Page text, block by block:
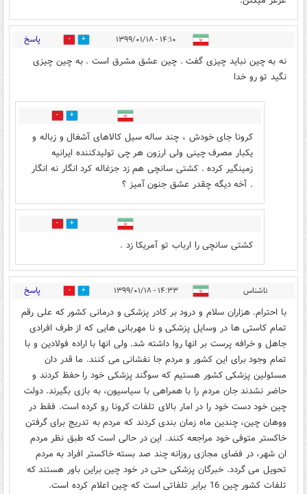
۱۴:۱۰ - ۱۳۹۹/۰۱/۱۸ 33 پاسخ
نه به چین نباید چیزی گفت . چین عشق مشرق است . به چین چیزی
نگید تو رو خدا
17
کرونا جای خودش ، چند ساله سیل کالاهای آشغال و زباله و
یکبار مصرف چینی ولی ارزون هر چی تولیدکننده ایرانیه
زمینگیر کرده . کشتی سانچی هم زد جزغاله کرد انگار نه انگار
. آخه دیگه چقدر عشق جنون آمیز ؟
23
کشتی سانچی را ارباب تو آمریکا زد .
ناشناس ۱۴:۳۳ - ۱۳۹۹/۰۱/۱۸ 14 پاسخ
با احترام. هزاران سلام و درود بر کادر پزشکی و درمانی کشور که علی رقم
تمام کاستی ها در وسایل پزشکی و نا مهربانی هایی که از طرف افرادی
جاهل و خرافه پرست بر انها روا داشته شد. ولی انها با اراده فولادین و با
تمام وجود برای این کشور و مردم جا نفشانی می کنند. ما قدر دان
مسئولین پزشکی کشور هستیم که سوگند پزشکی خود را حفظ کردند و
حاضر نشدند جان مردم را با همراهی با سیاسیون، به بازی بگیرند. دولت
چین خود دست خود را در امار بالای تلفات کرونا رو کرده است. فقط در
ووهان چین، چندین ماه زمان بندی کردند که مردم به تدریج برای گرفتن
خاکستر متوفی خود مراجعه کنند. این در حالی است که طبق نظر مردم
ان شهر، در فضای مجازی روزانه چند صد بسته خاکستر افراد به مردم
تحویل می گردد. خبرگان پزشکی حتی در خود چین براین باور هستند که
تلفات کشور چین 16 برابر تلفاتی است که چین اعلام کرده است.